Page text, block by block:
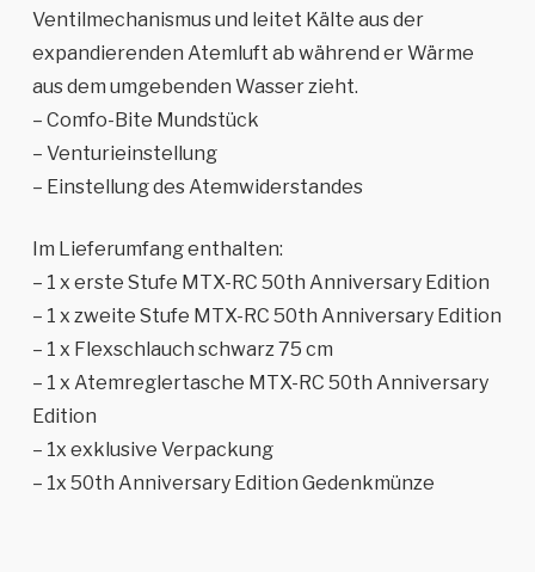
Ventilmechanismus und leitet Kälte aus der
expandierenden Atemluft ab während er Wärme
aus dem umgebenden Wasser zieht.
– Comfo-Bite Mundstück
– Venturieinstellung
– Einstellung des Atemwiderstandes
Im Lieferumfang enthalten:
– 1 x erste Stufe MTX-RC 50th Anniversary Edition
– 1 x zweite Stufe MTX-RC 50th Anniversary Edition
– 1 x Flexschlauch schwarz 75 cm
– 1 x Atemreglertasche MTX-RC 50th Anniversary
Edition
– 1x exklusive Verpackung
– 1x 50th Anniversary Edition Gedenkmünze